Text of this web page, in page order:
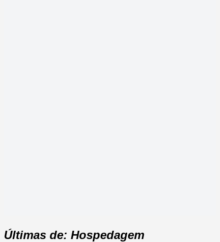
Últimas de: Hospedagem